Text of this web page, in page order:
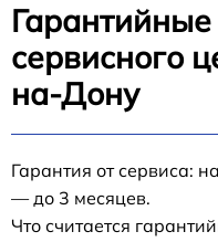
Гарантийные
сервисного
на-Дону
Гарантия от сервиса:
— до 3 месяцев.
Что считается